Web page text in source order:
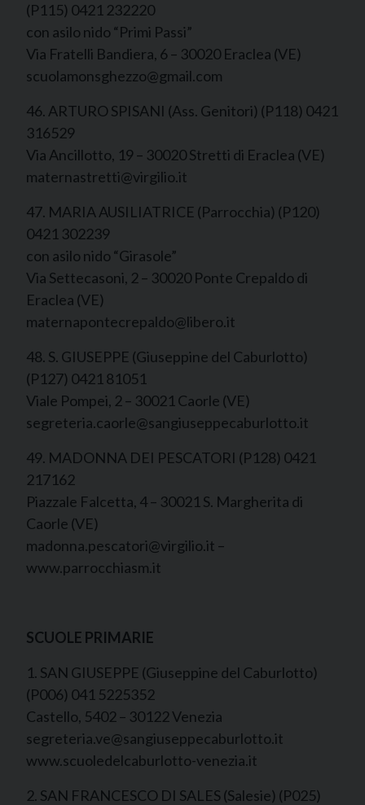
(P115) 0421 232220
con asilo nido “Primi Passi”
Via Fratelli Bandiera, 6 – 30020 Eraclea (VE)
scuolamonsghezzo@gmail.com
46. ARTURO SPISANI (Ass. Genitori) (P118) 0421
316529
Via Ancillotto, 19 – 30020 Stretti di Eraclea (VE)
maternastretti@virgilio.it
47. MARIA AUSILIATRICE (Parrocchia) (P120)
0421 302239
con asilo nido “Girasole”
Via Settecasoni, 2 – 30020 Ponte Crepaldo di
Eraclea (VE)
maternapontecrepaldo@libero.it
48. S. GIUSEPPE (Giuseppine del Caburlotto)
(P127) 0421 81051
Viale Pompei, 2 – 30021 Caorle (VE)
segreteria.caorle@sangiuseppecaburlotto.it
49. MADONNA DEI PESCATORI (P128) 0421
217162
Piazzale Falcetta, 4 – 30021 S. Margherita di
Caorle (VE)
madonna.pescatori@virgilio.it –
www.parrocchiasm.it
SCUOLE PRIMARIE
1. SAN GIUSEPPE (Giuseppine del Caburlotto)
(P006) 041 5225352
Castello, 5402 – 30122 Venezia
segreteria.ve@sangiuseppecaburlotto.it
www.scuoledelcaburlotto-venezia.it
2. SAN FRANCESCO DI SALES (Salesie) (P025)